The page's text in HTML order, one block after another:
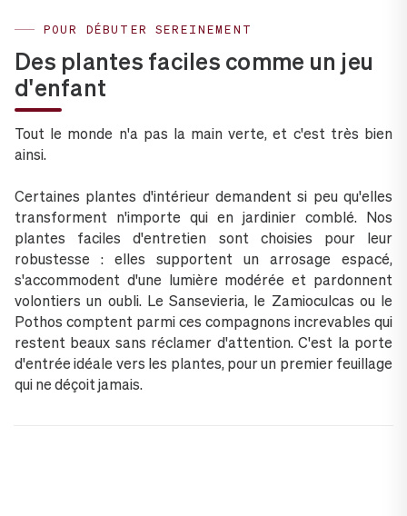
POUR DÉBUTER SEREINEMENT
Des plantes faciles comme un jeu
d'enfant
Tout le monde n'a pas la main verte, et c'est très bien
ainsi.
Certaines plantes d'intérieur demandent si peu qu'elles
transforment n'importe qui en jardinier comblé. Nos
plantes faciles d'entretien sont choisies pour leur
robustesse : elles supportent un arrosage espacé,
s'accommodent d'une lumière modérée et pardonnent
volontiers un oubli. Le Sansevieria, le Zamioculcas ou le
Pothos comptent parmi ces compagnons increvables qui
restent beaux sans réclamer d'attention. C'est la porte
d'entrée idéale vers les plantes, pour un premier feuillage
qui ne déçoit jamais.